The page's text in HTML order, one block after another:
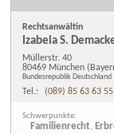
Rechtsanwältin
Izabela S.
Müllerstr. 40
80469 München
Bundesrepublik Deutschland
Tel.: (089) 85 63 63 55
Schwerpunkte:
Familienrecht,